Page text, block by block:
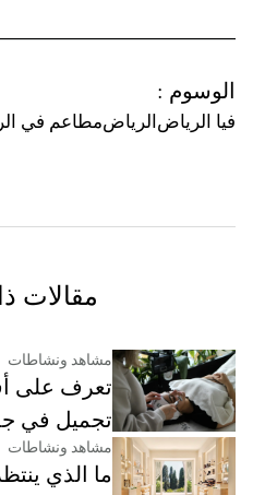
الوسوم :
فيا الرياض الرياضمطاعم في
مقالات
مشاهد ونشاطات
تعرف على
تجميل في
مشاهد ونشاطات
ما الذي